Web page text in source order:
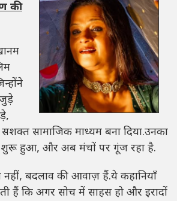
की
सामाजिक माध्यम बना दिया.उनका
शुरू हुआ, और अब मंचों पर गूंज रहा है.
नहीं, बदलाव की आवाज़ हैं.ये कहानियाँ
हैं कि अगर सोच में साहस हो और इरादों